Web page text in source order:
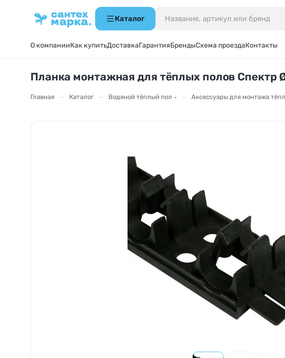
Каталог
О компанииКак купитьДоставкаГарантияБрендыСхема проездаКонтакты
Планка монтажная для тёплых полов Спектр
Главная — Каталог — Водяной тёплый пол — Аксессуары для монтажа